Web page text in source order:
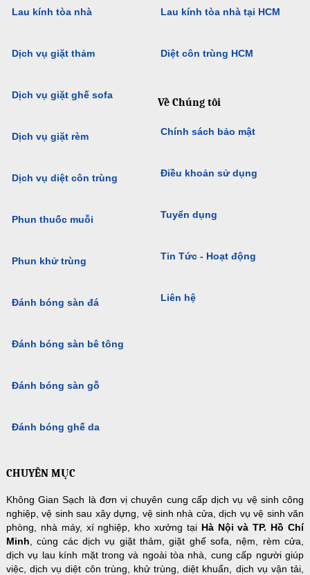
Lau kính tòa nhà
Dịch vụ giặt thảm
Dịch vụ giặt ghế sofa
Dịch vụ giặt rèm
Dịch vụ diệt côn trùng
Phun thuốc muỗi
Phun khử trùng
Đánh bóng sàn đá
Đánh bóng sàn bê tông
Đánh bóng sàn gỗ
Đánh bóng ghế da
Lau kính tòa nhà tại HCM
Diệt côn trùng HCM
Về Chúng tôi
Chính sách bảo mật
Điều khoản sử dụng
Tuyển dụng
Tin Tức - Hoạt động
Liên hệ
CHUYÊN MỤC
Không Gian Sạch là đơn vị chuyên cung cấp dịch vụ vệ sinh công
nghiệp, vệ sinh sau xây dựng, vệ sinh nhà cửa, dịch vụ vệ sinh văn
phòng, nhà máy, xí nghiệp, kho xưởng tại Hà Nội và TP. Hồ Chí
Minh , cùng các dịch vụ giặt thảm, giặt ghế sofa, nệm, rèm cửa,
dịch vụ lau kính mặt trong và ngoài tòa nhà, cung cấp người giúp
việc, dịch vụ diệt côn trùng, khử trùng, diệt khuẩn, dịch vụ vận tải,